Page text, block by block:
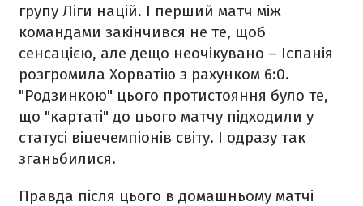
групу Ліги націй. І перший матч між
командами закінчився не те, щоб
сенсацією, але дещо неочікувано – Іспанія
розгромила Хорватію з рахунком 6:0.
"Родзинкою" цього протистояння було те,
що "картаті" до цього матчу підходили у
статусі віцечемпіонів світу. І одразу так
зганьбилися.
Правда після цього в домашньому матчі